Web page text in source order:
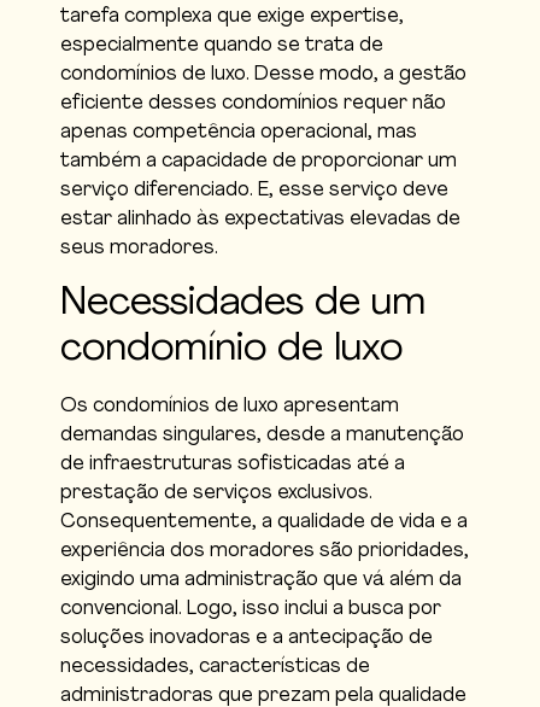
tarefa complexa que exige expertise,
especialmente quando se trata de
condomínios de luxo. Desse modo, a gestão
eficiente desses condomínios requer não
apenas competência operacional, mas
também a capacidade de proporcionar um
serviço diferenciado. E, esse serviço deve
estar alinhado às expectativas elevadas de
seus moradores.
Necessidades de um
condomínio de luxo
Os condomínios de luxo apresentam
demandas singulares, desde a manutenção
de infraestruturas sofisticadas até a
prestação de serviços exclusivos.
Consequentemente, a qualidade de vida e a
experiência dos moradores são prioridades,
exigindo uma administração que vá além da
convencional. Logo, isso inclui a busca por
soluções inovadoras e a antecipação de
necessidades, características de
administradoras que prezam pela qualidade